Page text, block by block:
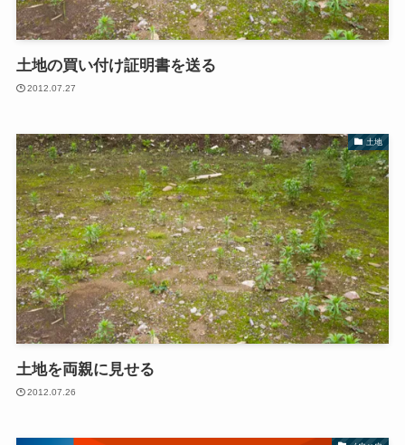
土地の買い付け証明書を送る
2012.07.27
土地
土地を両親に見せる
2012.07.26